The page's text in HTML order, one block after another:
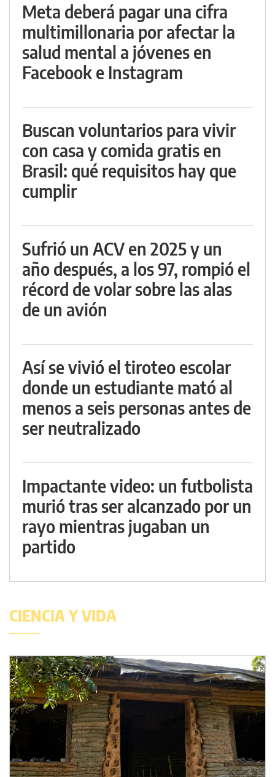
Meta deberá pagar una cifra
multimillonaria por afectar la
salud mental a jóvenes en
Facebook e Instagram
Buscan voluntarios para vivir
con casa y comida gratis en
Brasil: qué requisitos hay que
cumplir
Sufrió un ACV en 2025 y un
año después, a los 97, rompió el
récord de volar sobre las alas
de un avión
Así se vivió el tiroteo escolar
donde un estudiante mató al
menos a seis personas antes de
ser neutralizado
Impactante video: un futbolista
murió tras ser alcanzado por un
rayo mientras jugaban un
partido
CIENCIA Y VIDA